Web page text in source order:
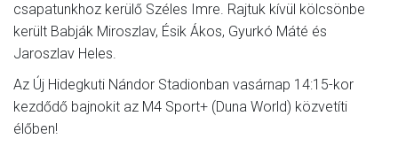
csapatunkhoz kerülő Széles Imre. Rajtuk kívül kölcsönbe
került Babják Miroszlav, Ésik Ákos, Gyurkó Máté és
Jaroszlav Heles.
Az Új Hidegkuti Nándor Stadionban vasárnap 14:15-kor
kezdődő bajnokit az M4 Sport+ (Duna World) közvetíti
élőben!